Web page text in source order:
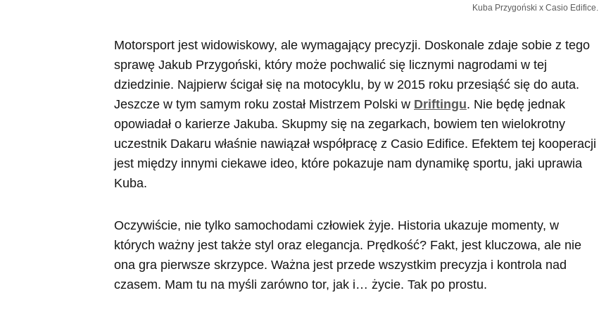
Kuba Przygoński x Casio Edifice.
Motorsport jest widowiskowy, ale wymagający precyzji. Doskonale zdaje sobie z tego
sprawę Jakub Przygoński, który może pochwalić się licznymi nagrodami w tej
dziedzinie. Najpierw ścigał się na motocyklu, by w 2015 roku przesiąść się do auta.
Jeszcze w tym samym roku został Mistrzem Polski w Driftingu. Nie będę jednak
opowiadał o karierze Jakuba. Skupmy się na zegarkach, bowiem ten wielokrotny
uczestnik Dakaru właśnie nawiązał współpracę z Casio Edifice. Efektem tej kooperacji
jest między innymi ciekawe ideo, które pokazuje nam dynamikę sportu, jaki uprawia
Kuba.
Oczywiście, nie tylko samochodami człowiek żyje. Historia ukazuje momenty, w
których ważny jest także styl oraz elegancja. Prędkość? Fakt, jest kluczowa, ale nie
ona gra pierwsze skrzypce. Ważna jest przede wszystkim precyzja i kontrola nad
czasem. Mam tu na myśli zarówno tor, jak i… życie. Tak po prostu.